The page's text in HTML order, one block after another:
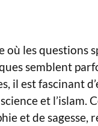
où les questions
semblent
il est fascinant
et l’islam.
et de